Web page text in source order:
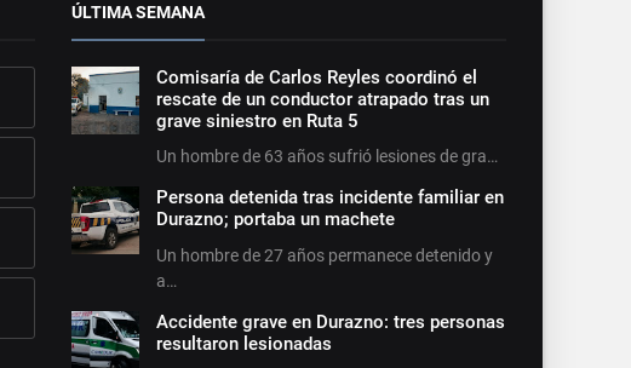
ÚLTIMA SEMANA
Comisaría de Carlos Reyles coordinó el
rescate de un conductor atrapado tras un
grave siniestro en Ruta 5
Un hombre de 63 años sufrió lesiones de gra…
Persona detenida tras incidente familiar en
Durazno; portaba un machete
Un hombre de 27 años permanece detenido y
a…
Accidente grave en Durazno: tres personas
resultaron lesionadas